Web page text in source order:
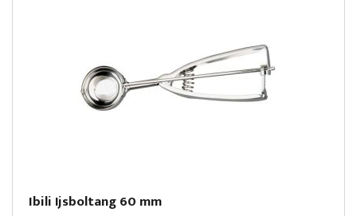
Ibili Ijsboltang 60 mm